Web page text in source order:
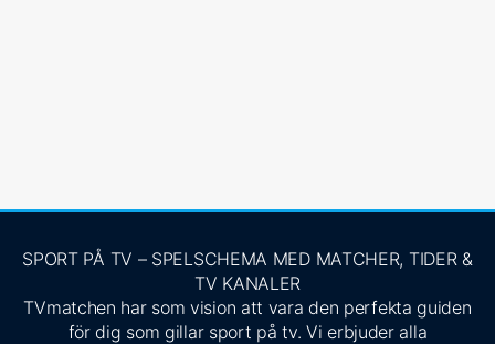
SPORT PÅ TV – SPELSCHEMA MED MATCHER, TIDER &
TV KANALER
TVmatchen har som vision att vara den perfekta guiden
för dig som gillar sport på tv. Vi erbjuder alla